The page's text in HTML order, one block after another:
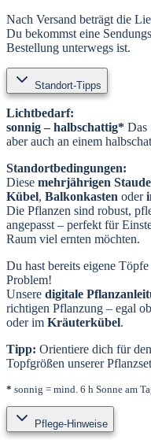
Nach Versand beträgt die
Du bekommst eine
Bestellung unterwegs ist.
Standort-Tipps
Lichtbedarf:
sonnig – halbschattig* Das
aber auch an einem
Standortbedingungen:
Diese mehrjährigen
Kübel, Balkonkasten oder
Die Pflanzen sind robust,
angepasst – perfekt für
Raum viel ernten möchten.
Du hast bereits eigene
Problem!
Unsere digitale
richtigen Pflanzung – egal
oder im Kräuterkübel.
Tipp: Orientiere dich für
Topfgrößen unserer
* sonnig = mind. 6 h Sonne am
Pflege-Hinweise